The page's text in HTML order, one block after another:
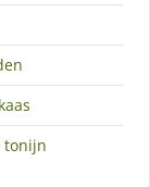
tonijn